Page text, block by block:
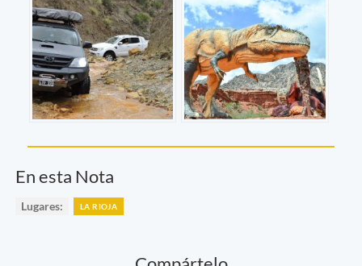
En esta Nota
Lugares: LA RIOJA